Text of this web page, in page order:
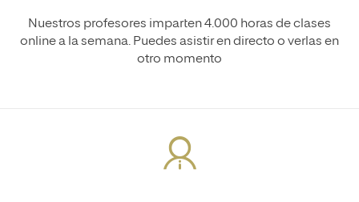
Nuestros profesores imparten 4.000 horas de clases
online a la semana. Puedes asistir en directo o verlas en
otro momento